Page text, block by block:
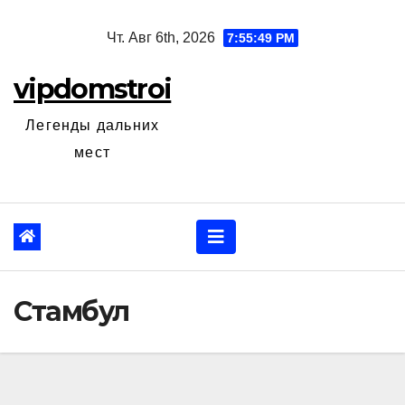
Чт. Авг 6th, 2026 7:55:51 PM
vipdomstroi
Легенды дальних
мест
Стамбул